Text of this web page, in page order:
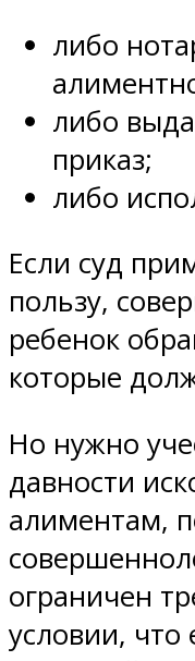
либо
либо
приказ;
либо
Если суд
пользу,
ребенок
которые
Но нужно
давности
алиментам,
ограничен
условии, что